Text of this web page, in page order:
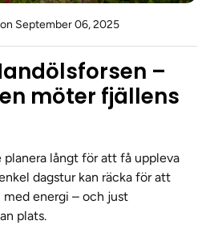
on September 06, 2025
–
möter fjällens
planera långt för att få uppleva
dagstur kan räcka för att
energi – och just
plats.